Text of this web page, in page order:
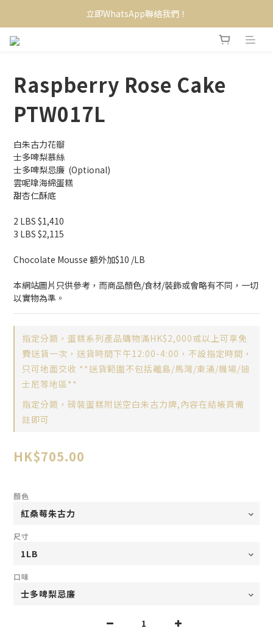
立即WhatsApp聯絡我們！
Raspberry Rose Cake
PTW017L
白朱古力花瓣
士多啤梨慕絲
士多啤梨忌廉  (Optional)
雲呢嗱海綿蛋糕
甜杏仁酥底
2 LBS $1,410
3 LBS $2,115
Chocolate Mousse 額外加$10 /LB
本網站圖片只供參考，而商品顏色/食材/裝飾或會略有不同，一切
以實物為準。
指定分類，蛋糕系列產品購物滿HK$2,000或以上可享免
費送貨一次，送貨時間下午12:00-4:00，不設指定時間，
只可地面交收 **送貨範圍不包括離島/馬灣/東涌/機場/迪
士尼等地區**
指定分類，磅裝蛋糕附送空白朱古力牌,內容在結帳頁備
註即可
HK$705.00
顏色
尺寸
口味